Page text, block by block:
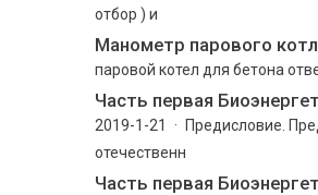
отбор ) и
Манометр парового
паровой котел для бетона
Часть первая
2019-1-21 · Предисловие.
отечественн
Часть первая